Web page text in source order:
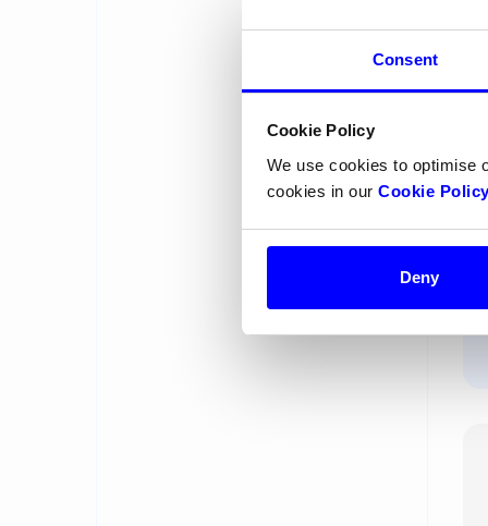
Consent
Cookie Policy
We use cookies to optimise
cookies in our Cookie
Deny